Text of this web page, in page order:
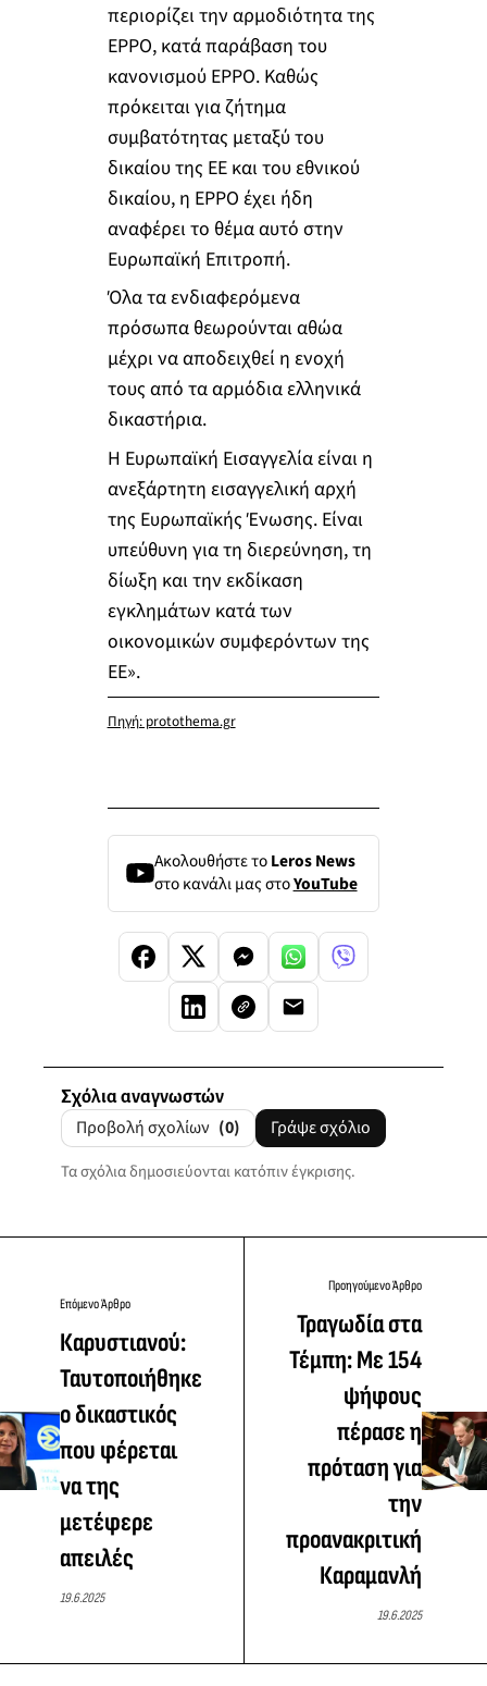
περιορίζει την αρμοδιότητα της
EPPO, κατά παράβαση του
κανονισμού EPPO. Καθώς
πρόκειται για ζήτημα
συμβατότητας μεταξύ του
δικαίου της ΕΕ και του εθνικού
δικαίου, η EPPO έχει ήδη
αναφέρει το θέμα αυτό στην
Ευρωπαϊκή Επιτροπή.
Όλα τα ενδιαφερόμενα
πρόσωπα θεωρούνται αθώα
μέχρι να αποδειχθεί η ενοχή
τους από τα αρμόδια ελληνικά
δικαστήρια.
Η Ευρωπαϊκή Εισαγγελία είναι η
ανεξάρτητη εισαγγελική αρχή
της Ευρωπαϊκής Ένωσης. Είναι
υπεύθυνη για τη διερεύνηση, τη
δίωξη και την εκδίκαση
εγκλημάτων κατά των
οικονομικών συμφερόντων της
ΕΕ».
Πηγή: protothema.gr
Ακολουθήστε τοLeros News
στο κανάλι μας στοYouTube
Σχόλια αναγνωστών
Προβολή σχολίων (0) Γράψε σχόλιο
Τα σχόλια δημοσιεύονται κατόπιν έγκρισης.
Επόμενο Άρθρο
Καρυστιανού:
Ταυτοποιήθηκε
ο δικαστικός
που φέρεται
να της
μετέφερε
απειλές
19.6.2025
Προηγούμενο Άρθρο
Τραγωδία στα
Τέμπη: Με 154
ψήφους
πέρασε η
πρόταση για
την
προανακριτική
Καραμανλή
19.6.2025